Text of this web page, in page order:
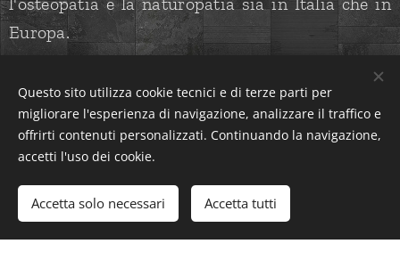
Europa.
Questo sito utilizza cookie tecnici e di terze parti per
migliorare l'esperienza di navigazione, analizzare il traffico e
offrirti contenuti personalizzati. Continuando la navigazione,
accetti l'uso dei cookie.
Accetta solo necessari Accetta tutti